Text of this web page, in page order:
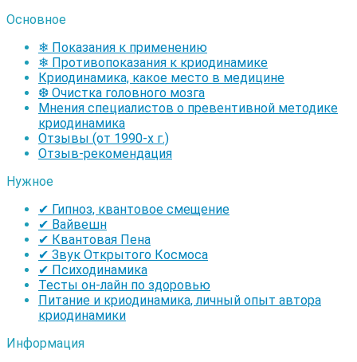
Основное
❄ Показания к применению
❄ Противопоказания к криодинамике
Криодинамика, какое место в медицине
❆ Очистка головного мозга
Мнения специалистов о превентивной методике
криодинамика
Отзывы (от 1990-х г.)
Отзыв-рекомендация
Нужное
✔ Гипноз, квантовое смещение
✔ Вайвешн
✔ Квантовая Пена
✔ Звук Открытого Космоса
✔ Психодинамика
Тесты он-лайн по здоровью
Питание и криодинамика, личный опыт автора
криодинамики
Информация